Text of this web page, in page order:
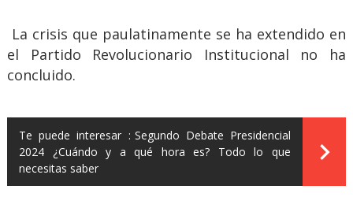
La crisis que paulatinamente se ha extendido en
el Partido Revolucionario Institucional no ha
concluido.
Te puede interesar : Segundo Debate Presidencial
2024 ¿Cuándo y a qué hora es? Todo lo que
necesitas saber